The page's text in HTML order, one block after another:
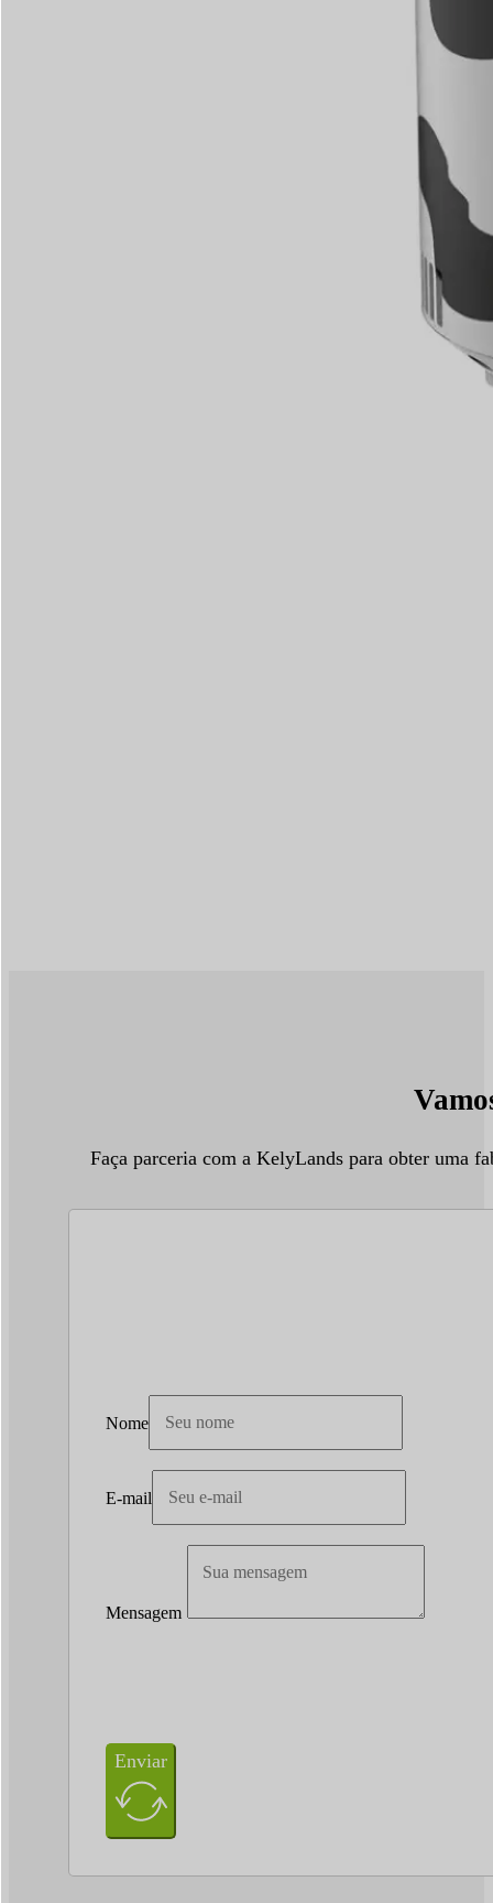
Faça parceria com a KelyLands para obter uma
Nome
E-mail
Mensagem
Enviar